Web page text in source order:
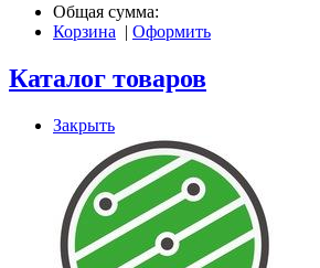
Общая сумма:
Корзина | Оформить
Каталог товаров
Закрыть